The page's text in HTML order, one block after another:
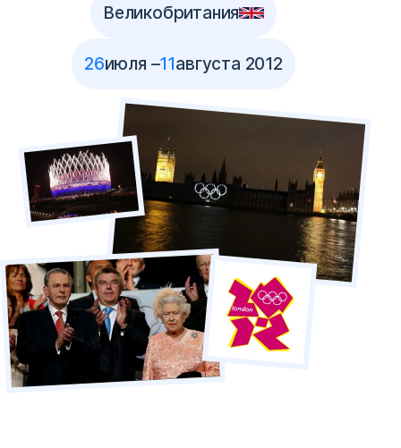
Великобритания
26июля –11августа 2012